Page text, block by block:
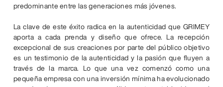
predominante entre las generaciones más jóvenes.
La clave de este éxito radica en la autenticidad que GRIMEY
aporta a cada prenda y diseño que ofrece. La recepción
excepcional de sus creaciones por parte del público objetivo
es un testimonio de la autenticidad y la pasión que fluyen a
través de la marca. Lo que una vez comenzó como una
pequeña empresa con una inversión mínima ha evolucionado